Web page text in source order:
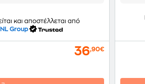
και αποστέλλεται από
NL Group
36,90€